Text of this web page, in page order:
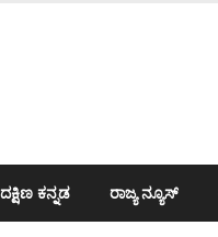
ದಕ್ಷಿಣ ಕನ್ನಡ ರಾಜ್ಯ ನ್ಯೂಸ್